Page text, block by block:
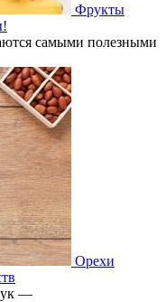
Фрукты
самыми полезными
Орехи
—